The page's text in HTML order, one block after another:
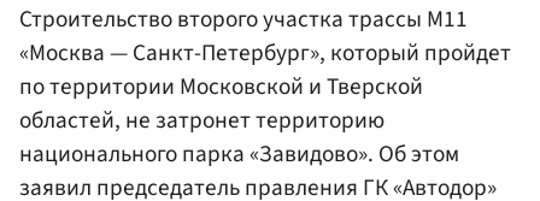
Строительство второго участка трассы М11
«Москва — Санкт-Петербург», который пройдет
по территории Московской и Тверской
областей, не затронет территорию
национального парка «Завидово». Об этом
заявил председатель правления ГК «Автодор»